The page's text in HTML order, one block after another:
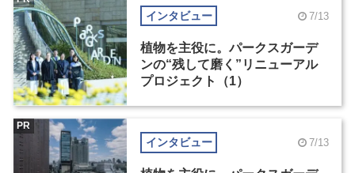
インタビュー 7/13
植物を主役に。パークスガーデ
ンの“残して磨く”リニューアル
プロジェクト（1）
インタビュー 7/13
PR